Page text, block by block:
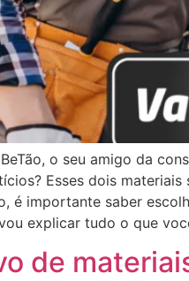
o seu amigo da
Esses dois
é importante saber
explicar tudo o que
de